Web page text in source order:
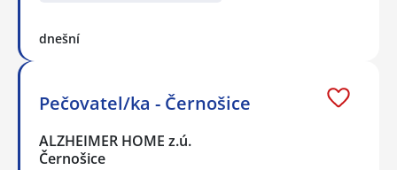
dnešní
Pečovatel/ka - Černošice
ALZHEIMER HOME z.ú.
Černošice